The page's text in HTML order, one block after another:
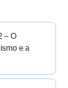
– O
e a